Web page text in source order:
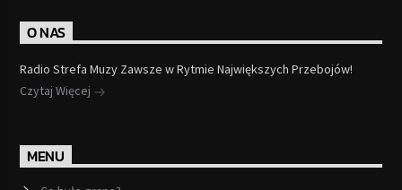
O NAS
Radio Strefa Muzy Zawsze w Rytmie Największych Przebojów!
Czytaj Więcej
MENU